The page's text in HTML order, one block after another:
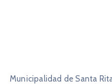
Municipalidad de Santa